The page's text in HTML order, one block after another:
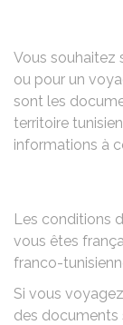
Vous souhaitez
ou pour un
sont les
territoire
informations à
Les conditions
vous êtes
franco-
Si vous
des documents